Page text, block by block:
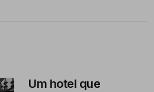
Um hotel que